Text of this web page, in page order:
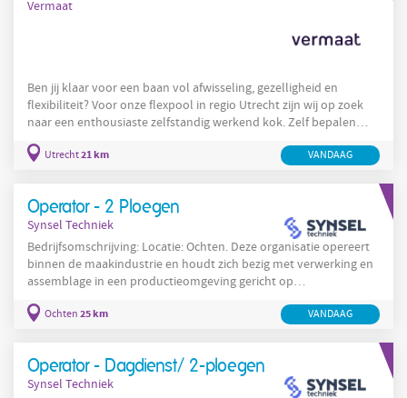
Vermaat
Ben jij klaar voor een baan vol afwisseling, gezelligheid en
flexibiliteit? Voor onze flexpool in regio Utrecht zijn wij op zoek
naar een enthousiaste zelfstandig werkend kok. Zelf bepalen
zoekt! Jouw werkplek Werken in de horeca, maar dan op jouw
de volgende
Utrecht21 km VANDAAG
Operator - 2 Ploegen
Synsel Techniek
Bedrijfsomschrijving: Locatie: Ochten. Deze organisatie opereert
binnen de maakindustrie en houdt zich bezig met verwerking en
assemblage in een productieomgeving gericht op
organisatie legt nadruk op efficiëntie, kwaliteitsbewaking en
productielijnen en machines dagelijks bediend door kleine teams
Ochten 25 km VANDAAG
Operator - Dagdienst/ 2-ploegen
Synsel Techniek